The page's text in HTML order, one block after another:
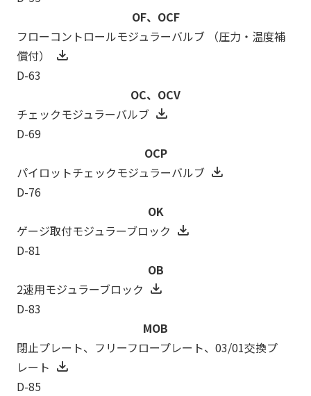
OF、OCF
フローコントロールモジュラーバルブ （圧力・温度補
償付）
D-63
OC、OCV
チェックモジュラーバルブ
D-69
OCP
パイロットチェックモジュラーバルブ
D-76
OK
ゲージ取付モジュラーブロック
D-81
OB
2速用モジュラーブロック
D-83
MOB
閉止プレート、フリーフロープレート、03/01交換プ
レート
D-85